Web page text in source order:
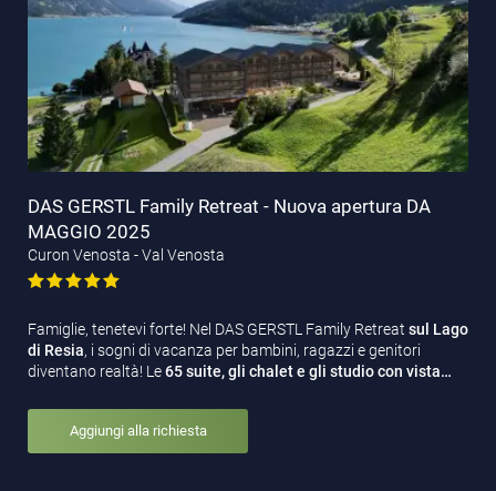
DAS GERSTL Family Retreat - Nuova apertura DA
MAGGIO 2025
Curon Venosta - Val Venosta
Famiglie, tenetevi forte! Nel DAS GERSTL Family Retreat sul Lago
di Resia, i sogni di vacanza per bambini, ragazzi e genitori
diventano realtà! Le65 suite, gli chalet e gli studio con vista…
Aggiungi alla richiesta